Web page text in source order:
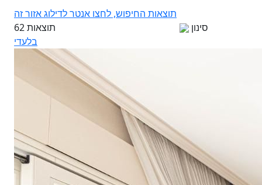
תוצאות החיפוש, לחצו אנטר לדילוג אזור זה
62 תוצאות
סינון
בלעדי